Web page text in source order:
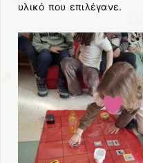
υλικό που επιλέγανε.